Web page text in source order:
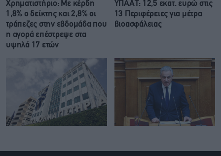
Χρηματιστήριο: Με κέρδη
1,8% ο δείκτης και 2,8% οι
τράπεζες στην εβδομάδα που
η αγορά επέστρεψε στα
υψηλά 17 ετών
ΥΠΑΑΤ: 12,5 εκατ. ευρώ στις
13 Περιφέρειες για μέτρα
βιοασφάλειας